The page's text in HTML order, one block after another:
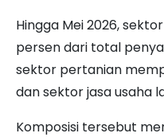
Hingga Mei 2026,
persen dari total
sektor pertanian
dan sektor jasa usaha
Komposisi tersebut